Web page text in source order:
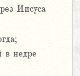
Иисуса
недре